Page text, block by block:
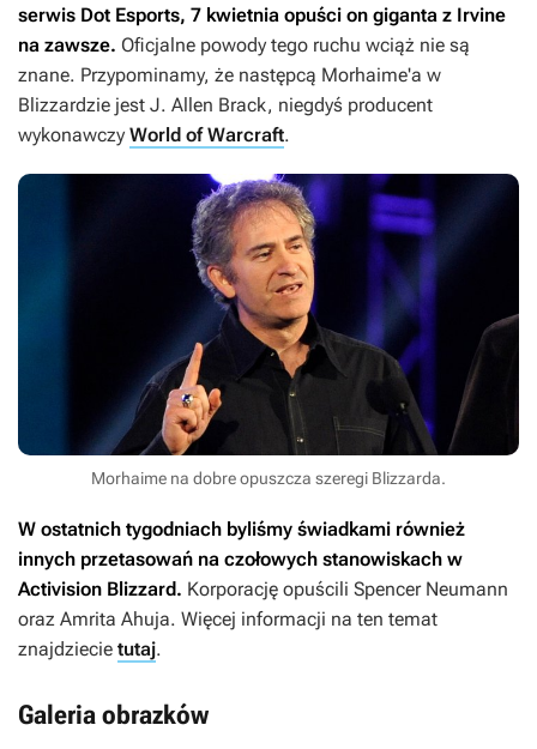
serwis Dot Esports, 7 kwietnia opuści on giganta z Irvine
na zawsze. Oficjalne powody tego ruchu wciąż nie są
znane. Przypominamy, że następcą Morhaime'a w
Blizzardzie jest J. Allen Brack, niegdyś producent
wykonawczy World of Warcraft.
Morhaime na dobre opuszcza szeregi Blizzarda.
W ostatnich tygodniach byliśmy świadkami również
innych przetasowań na czołowych stanowiskach w
Activision Blizzard. Korporację opuścili Spencer Neumann
oraz Amrita Ahuja. Więcej informacji na ten temat
znajdziecie tutaj.
Galeria obrazków